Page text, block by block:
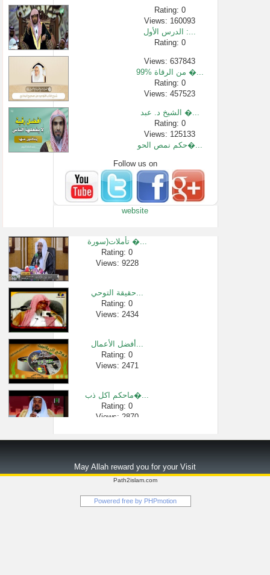
Rating: 0
Views: 160093
الدرس الأول :...
Rating: 0
Views: 637843
99% من الرقاة �...
Rating: 0
Views: 457523
الشيخ د. عبد �...
Rating: 0
Views: 125133
حكم نمص الحو�...
Rating: 0
Views: 2563
هل صحيح أن ال...
Rating: 0
Follow us on
website
تأملات(سورة �...
Rating: 0
Views: 9228
حقيقة التوحي...
Rating: 0
Views: 2434
أفضل الأعمال...
Rating: 0
Views: 2471
ماحكم اكل ذب�...
Rating: 0
Views: 2870
Views: 2482
سورة البقرة �...
Rating: 0
May Allah reward you for your Visit
Path2islam.com
Powered free by PHPmotion